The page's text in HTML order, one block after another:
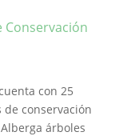
Conservación
con 25
de conservación
árboles